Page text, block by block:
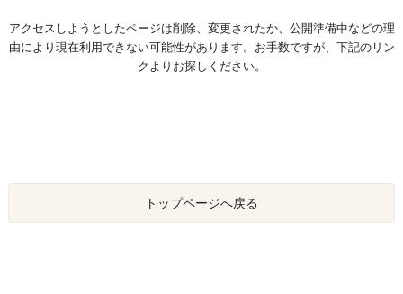
アクセスしようとしたページは削除、変更されたか、公開準備中などの理
由により現在利用できない可能性があります。お手数ですが、下記のリン
クよりお探しください。
トップページへ戻る